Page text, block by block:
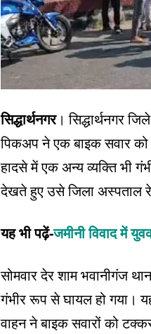
सिद्धार्थनगर। सिद्धार्थनगर
पिकअप ने एक बाइक सवार को
हादसे में एक अन्य व्यक्ति भी
देखते हुए उसे जिला अस्पताल
यह भी पढ़ें-जमीनी विवाद में
सोमवार देर शाम भवानीगंज
गंभीर रूप से घायल हो गया।
वाहन ने बाइक सवारों को